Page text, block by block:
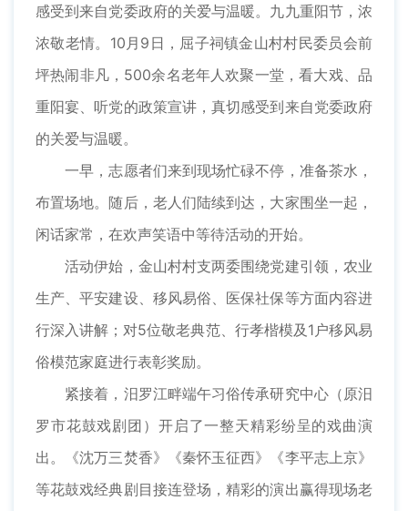
感受到来自党委政府的关爱与温暖。九九重阳节，浓
浓敬老情。10月9日，屈子祠镇金山村村民委员会前
坪热闹非凡，500余名老年人欢聚一堂，看大戏、品
重阳宴、听党的政策宣讲，真切感受到来自党委政府
的关爱与温暖。
一早，志愿者们来到现场忙碌不停，准备茶水，
布置场地。随后，老人们陆续到达，大家围坐一起，
闲话家常，在欢声笑语中等待活动的开始。
活动伊始，金山村村支两委围绕党建引领，农业
生产、平安建设、移风易俗、医保社保等方面内容进
行深入讲解；对5位敬老典范、行孝楷模及1户移风易
俗模范家庭进行表彰奖励。
紧接着，汨罗江畔端午习俗传承研究中心（原汨
罗市花鼓戏剧团）开启了一整天精彩纷呈的戏曲演
出。《沈万三焚香》《秦怀玉征西》《李平志上京》
等花鼓戏经典剧目接连登场，精彩的演出赢得现场老